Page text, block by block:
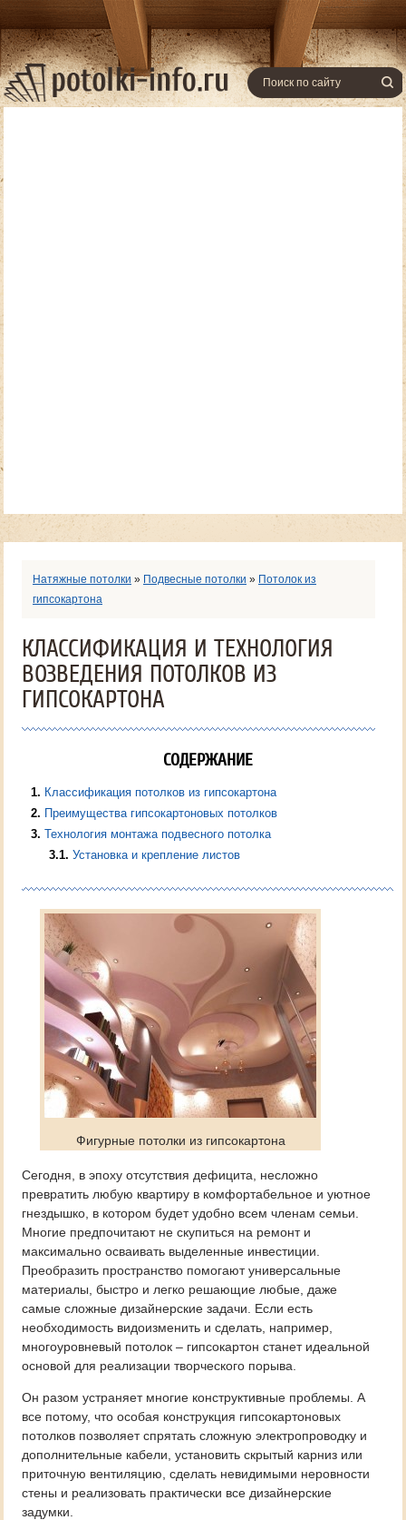
Натяжные потолки » Подвесные потолки » Потолок из
гипсокартона
КЛАССИФИКАЦИЯ И ТЕХНОЛОГИЯ
ВОЗВЕДЕНИЯ ПОТОЛКОВ ИЗ
ГИПСОКАРТОНА
СОДЕРЖАНИЕ
1
Классификация потолков из гипсокартона
2
Преимущества гипсокартоновых потолков
3 Технология монтажа подвесного потолка
3.1 Установка и крепление листов
Фигурные потолки из гипсокартона
Сегодня, в эпоху отсутствия дефицита, несложно
превратить любую квартиру в комфортабельное и уютное
гнездышко, в котором будет удобно всем членам семьи.
Многие предпочитают не скупиться на ремонт и
максимально осваивать выделенные инвестиции.
Преобразить пространство помогают универсальные
материалы, быстро и легко решающие любые, даже
самые сложные дизайнерские задачи. Если есть
необходимость видоизменить и сделать, например,
многоуровневый потолок – гипсокартон станет идеальной
основой для реализации творческого порыва.
Он разом устраняет многие конструктивные проблемы. А
все потому, что особая конструкция гипсокартоновых
потолков позволяет спрятать сложную электропроводку и
дополнительные кабели, установить скрытый карниз или
приточную вентиляцию, сделать невидимыми неровности
стены и реализовать практически все дизайнерские
задумки.